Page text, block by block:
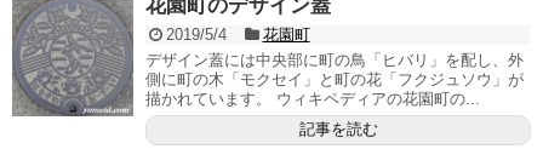
花園町のデザイン蓋
2019/5/4
花園町
デザイン蓋には中央部に町の鳥「ヒバリ」を配し、外
側に町の木「モクセイ」と町の花「フクジュソウ」が
描かれています。 ウィキペディアの花園町の...
記事を読む